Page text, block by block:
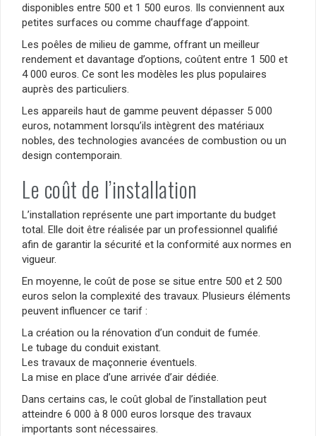
disponibles entre 500 et 1 500 euros. Ils conviennent aux
petites surfaces ou comme chauffage d’appoint.
Les poêles de milieu de gamme, offrant un meilleur
rendement et davantage d’options, coûtent entre 1 500 et
4 000 euros. Ce sont les modèles les plus populaires
auprès des particuliers.
Les appareils haut de gamme peuvent dépasser 5 000
euros, notamment lorsqu’ils intègrent des matériaux
nobles, des technologies avancées de combustion ou un
design contemporain.
Le coût de l’installation
L’installation représente une part importante du budget
total. Elle doit être réalisée par un professionnel qualifié
afin de garantir la sécurité et la conformité aux normes en
vigueur.
En moyenne, le coût de pose se situe entre 500 et 2 500
euros selon la complexité des travaux. Plusieurs éléments
peuvent influencer ce tarif :
La création ou la rénovation d’un conduit de fumée.
Le tubage du conduit existant.
Les travaux de maçonnerie éventuels.
La mise en place d’une arrivée d’air dédiée.
Dans certains cas, le coût global de l’installation peut
atteindre 6 000 à 8 000 euros lorsque des travaux
importants sont nécessaires.